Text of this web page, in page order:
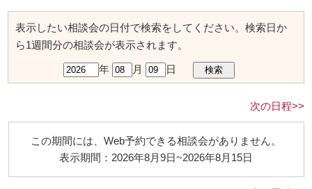
表示したい相談会の日付で検索をしてください。検索日か
ら1週間分の相談会が表示されます。
年 月 日
次の日程>>
この期間には、Web予約できる相談会がありません。
表示期間：2026年8月9日~2026年8月15日